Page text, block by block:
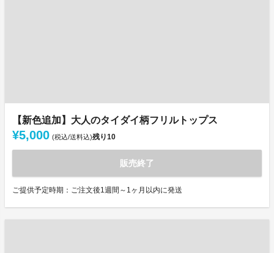
【新色追加】大人のタイダイ柄フリルトップス
¥5,000 (税込/送料込)残り10
販売終了
ご提供予定時期：ご注文後1週間～1ヶ月以内に発送